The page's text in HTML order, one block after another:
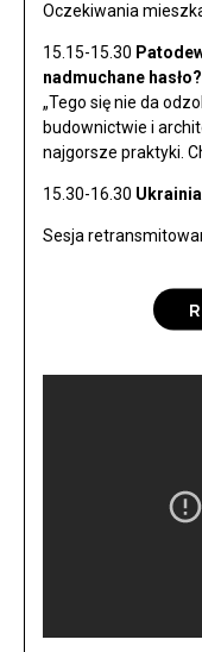
Oczekiwania
15.15-15.30
nadmuchane hasło?
„Tego się nie da
budownictwie i
najgorsze praktyki.
15.30-16.30
Sesja